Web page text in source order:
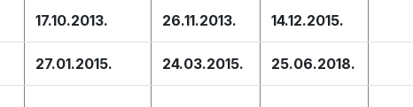
17.10.2013. 26.11.2013. 14.12.2015.
27.01.2015. 24.03.2015. 25.06.2018.